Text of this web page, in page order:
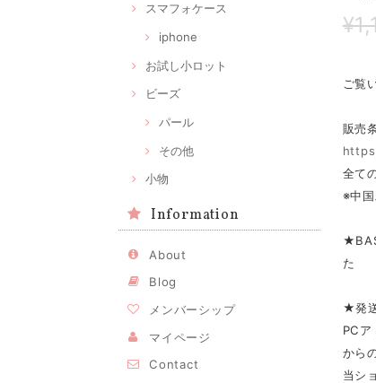
スマフォケース
iphone
お試し小ロット
ビーズ
パール
その他
小物
Information
About
Blog
メンバーシップ
マイページ
Contact
ご覧
販売
全て
※中
た
★発
PC
から
当シ